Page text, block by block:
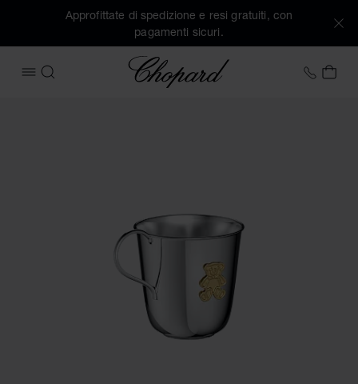
Approfittate di spedizione e resi gratuiti, con
pagamenti sicuri.
APRIRE IL MENU
CERCA
Chopard +41
IL